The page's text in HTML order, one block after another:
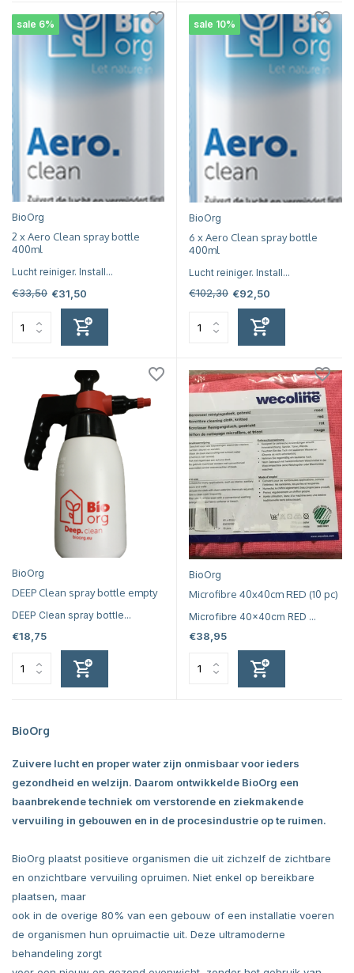
sale 6%
BioOrg
2 x Aero Clean spray bottle
400ml
Lucht reiniger. Install...
€33,50 €31,50
sale 10%
BioOrg
6 x Aero Clean spray bottle
400ml
Lucht reiniger. Install...
€102,30 €92,50
BioOrg
DEEP Clean spray bottle empty
DEEP Clean spray bottle...
€18,75
BioOrg
Microfibre 40x40cm RED (10 pc)
Microfibre 40x40cm RED ...
€38,95
BioOrg
Zuivere lucht en proper water zijn onmisbaar voor ieders
gezondheid en welzijn. Daarom ontwikkelde BioOrg een
baanbrekende techniek om verstorende en ziekmakende
vervuiling in gebouwen en in de procesindustrie op te ruimen.
BioOrg plaatst positieve organismen die uit zichzelf de zichtbare
en onzichtbare vervuiling opruimen. Niet enkel op bereikbare
plaatsen, maar
ook in de overige 80% van een gebouw of een installatie voeren
de organismen hun opruimactie uit. Deze ultramoderne
behandeling zorgt